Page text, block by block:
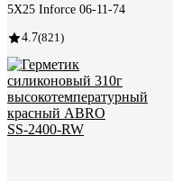
5Х25 Inforce 06-11-74
4.7(821)